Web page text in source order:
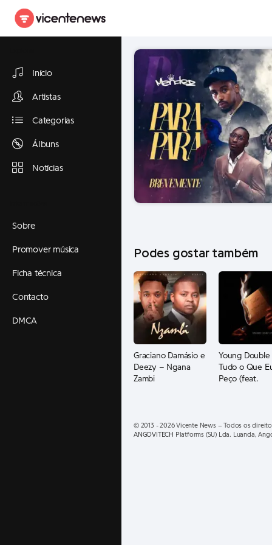
Início
Artistas
Categorias
Álbuns
Notícias
Sobre
Promover música
Ficha técnica
Contacto
DMCA
Podes gostar também
Graciano Damásio e
Deezy – Ngana
Zambi
Young
Tudo o Que
Peço (feat.
© 2013 - 2026 Vicente News – Todos os
ANGOVITECH
Platforms (SU) Lda. Luanda,